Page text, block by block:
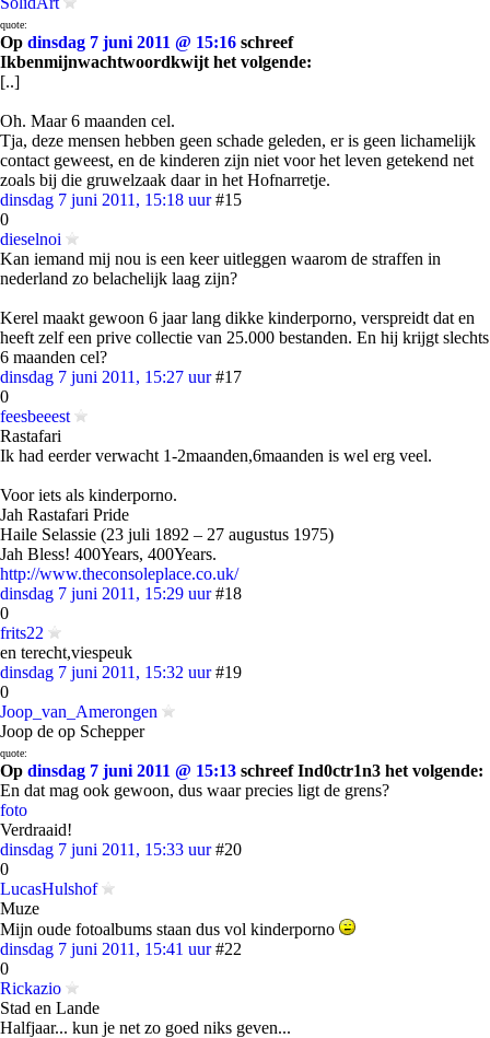
quote:
Op dinsdag 7 juni 2011 @ 15:16 schreef
Ikbenmijnwachtwoordkwijt het volgende:
[..]
Oh. Maar 6 maanden cel.
Tja, deze mensen hebben geen schade geleden, er is geen lichamelijk
contact geweest, en de kinderen zijn niet voor het leven getekend net
zoals bij die gruwelzaak daar in het Hofnarretje.
dinsdag 7 juni 2011, 15:18 uur #15
0
dieselnoi
Kan iemand mij nou is een keer uitleggen waarom de straffen in
nederland zo belachelijk laag zijn?
Kerel maakt gewoon 6 jaar lang dikke kinderporno, verspreidt dat en
heeft zelf een prive collectie van 25.000 bestanden. En hij krijgt slechts
6 maanden cel?
dinsdag 7 juni 2011, 15:27 uur #17
0
feesbeeest
Rastafari
Ik had eerder verwacht 1-2maanden,6maanden is wel erg veel.
Voor iets als kinderporno.
Jah Rastafari Pride
Haile Selassie (23 juli 1892 – 27 augustus 1975)
Jah Bless! 400Years, 400Years.
http://www.theconsoleplace.co.uk/
dinsdag 7 juni 2011, 15:29 uur #18
0
frits22
en terecht,viespeuk
dinsdag 7 juni 2011, 15:32 uur #19
0
Joop_van_Amerongen
Joop de op Schepper
quote:
Op dinsdag 7 juni 2011 @ 15:13 schreef Ind0ctr1n3 het volgende:
En dat mag ook gewoon, dus waar precies ligt de grens?
foto
Verdraaid!
dinsdag 7 juni 2011, 15:33 uur #20
0
LucasHulshof
Muze
Mijn oude fotoalbums staan dus vol kinderporno
dinsdag 7 juni 2011, 15:41 uur #22
0
Rickazio
Stad en Lande
Halfjaar... kun je net zo goed niks geven...